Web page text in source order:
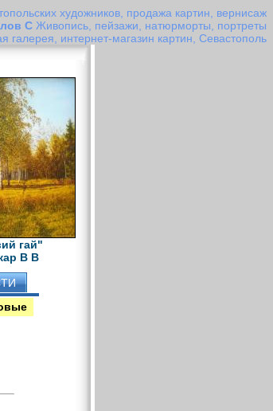
художников, продажа картин, вернисаж
С Живопись, пейзажи, натюрморты, портреты
галерея, интернет-магазин картин, Севастополь
гай"
В В